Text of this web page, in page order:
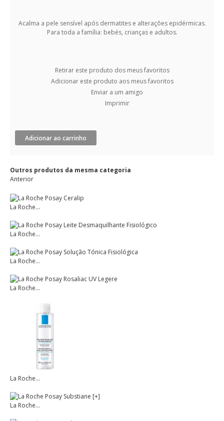
Acalma a pele sensível após dermatites e alterações epidérmicas.
Para toda a família: bebés, crianças e adultos.
Retirar este produto dos meus favoritos
Adicionar este produto aos meus favoritos
Enviar a um amigo
Imprimir
Adicionar ao carrinho
Outros produtos da mesma categoria
Anterior
La Roche...
La Roche...
La Roche...
La Roche...
La Roche...
La Roche...